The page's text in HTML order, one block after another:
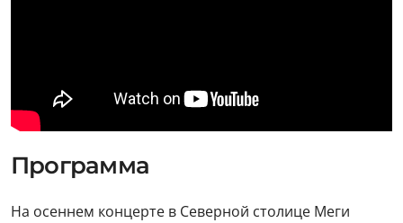
Программа
На осеннем концерте в Северной столице Меги